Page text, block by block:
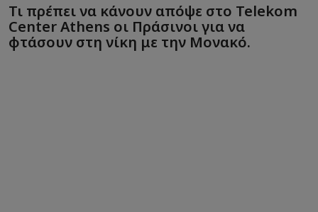
Τι πρέπει να κάνουν απόψε στο Telekom
Center Athens οι Πράσινοι για να
φτάσουν στη νίκη με την Μονακό.